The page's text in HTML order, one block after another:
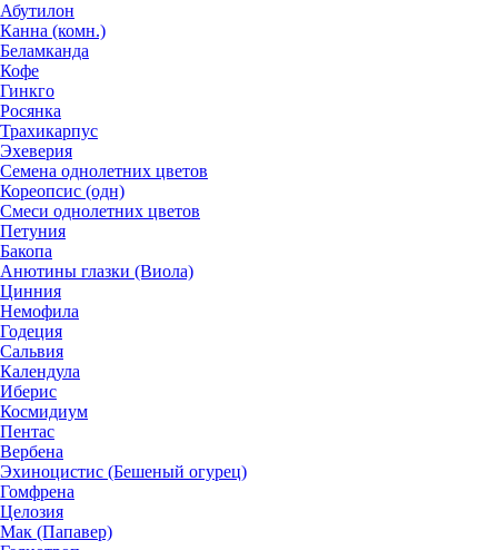
Абутилон
Канна (комн.)
Беламканда
Кофе
Гинкго
Росянка
Трахикарпус
Эхеверия
Семена однолетних цветов
Кореопсис (одн)
Смеси однолетних цветов
Петуния
Бакопа
Анютины глазки (Виола)
Цинния
Немофила
Годеция
Сальвия
Календула
Иберис
Космидиум
Пентас
Вербена
Эхиноцистис (Бешеный огурец)
Гомфрена
Целозия
Мак (Папавер)